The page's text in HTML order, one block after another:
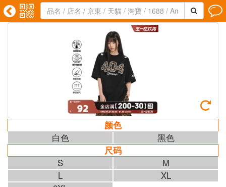
   

颜色
白色
黑色
尺码
S
M
L
XL